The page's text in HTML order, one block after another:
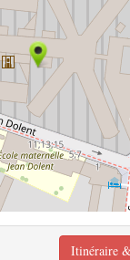
Itinéraire